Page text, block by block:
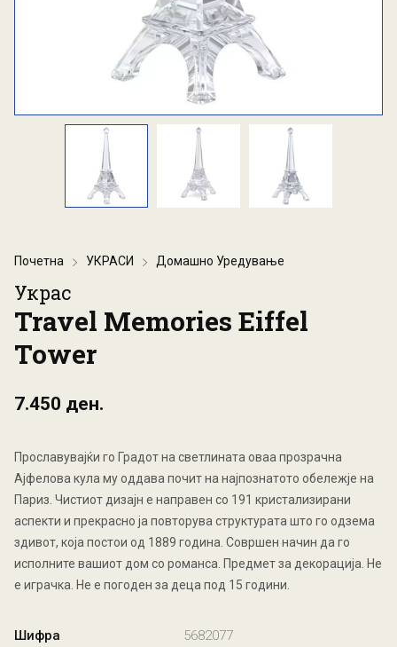
Почетна УКРАСИ Домашно Уредување
Украс
Travel Memories Eiffel
Tower
7.450 ден.
Прославувајќи го Градот на светлината оваа прозрачна
Ајфелова кула му оддава почит на најпознатото обележје на
Париз. Чистиот дизајн е направен со 191 кристализирани
аспекти и прекрасно ја повторува структурата што го одзема
здивот, која постои од 1889 година. Совршен начин да го
исполните вашиот дом со романса. Предмет за декорација. Не
е играчка. Не е погоден за деца под 15 години.
Шифра 5682077